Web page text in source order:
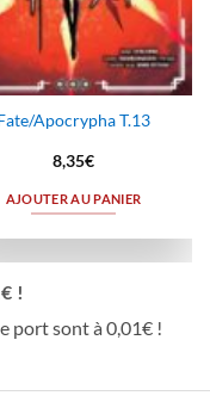
Apocrypha T.13
8,35€
AJOUTER AU PANIER
!
port sont à 0,01€ !